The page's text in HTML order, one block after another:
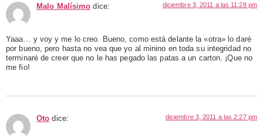
Malo Malísimo dice: diciembre 3, 2011 a las 11:28 pm
Yaaa… y voy y me lo creo. Bueno, como está delante la «otra» lo daré
por bueno, pero hasta no vea que yo al minino en toda su integridad no
terminaré de creer que no le has pegado las patas a un carton. ¡Que no
me fio!
Oto dice: diciembre 3, 2011 a las 2:27 pm